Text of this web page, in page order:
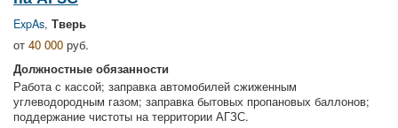
ExpAs, Тверь
от 40 000 руб.
Должностные обязанности
Работа с кассой; заправка автомобилей сжиженным
углеводородным газом; заправка бытовых пропановых баллонов;
поддержание чистоты на территории АГЗС.